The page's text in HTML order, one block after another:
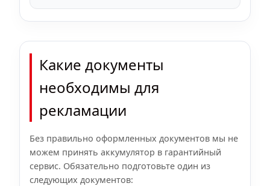
Какие документы
необходимы для
рекламации
Без правильно оформленных документов мы не
можем принять аккумулятор в гарантийный
сервис. Обязательно подготовьте один из
следующих документов: